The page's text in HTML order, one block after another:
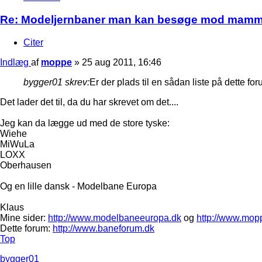
Re: Modeljernbaner man kan besøge mod
Citer
Indlæg af moppe » 25 aug 2011, 16:46
bygger01 skrev:Er der plads til en sådan liste på dette
Det lader det til, da du har skrevet om det....
Jeg kan da lægge ud med de store tyske:
Wiehe
MiWuLa
LOXX
Oberhausen
Og en lille dansk - Modelbane Europa
Klaus
Mine sider: http://www.modelbaneeuropa.dk og http://
Dette forum: http://www.baneforum.dk
Top
bygger01